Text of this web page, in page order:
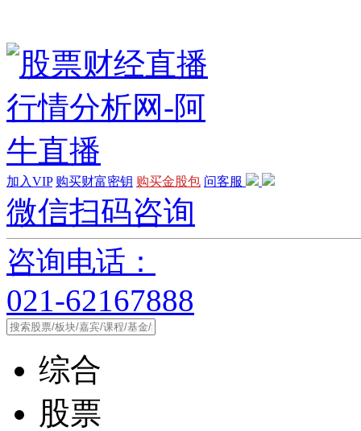
加入VIP 购买财富密钥 购买金股包 问客服
微信扫码咨询
咨询电话：
021-62167888
综合
股票